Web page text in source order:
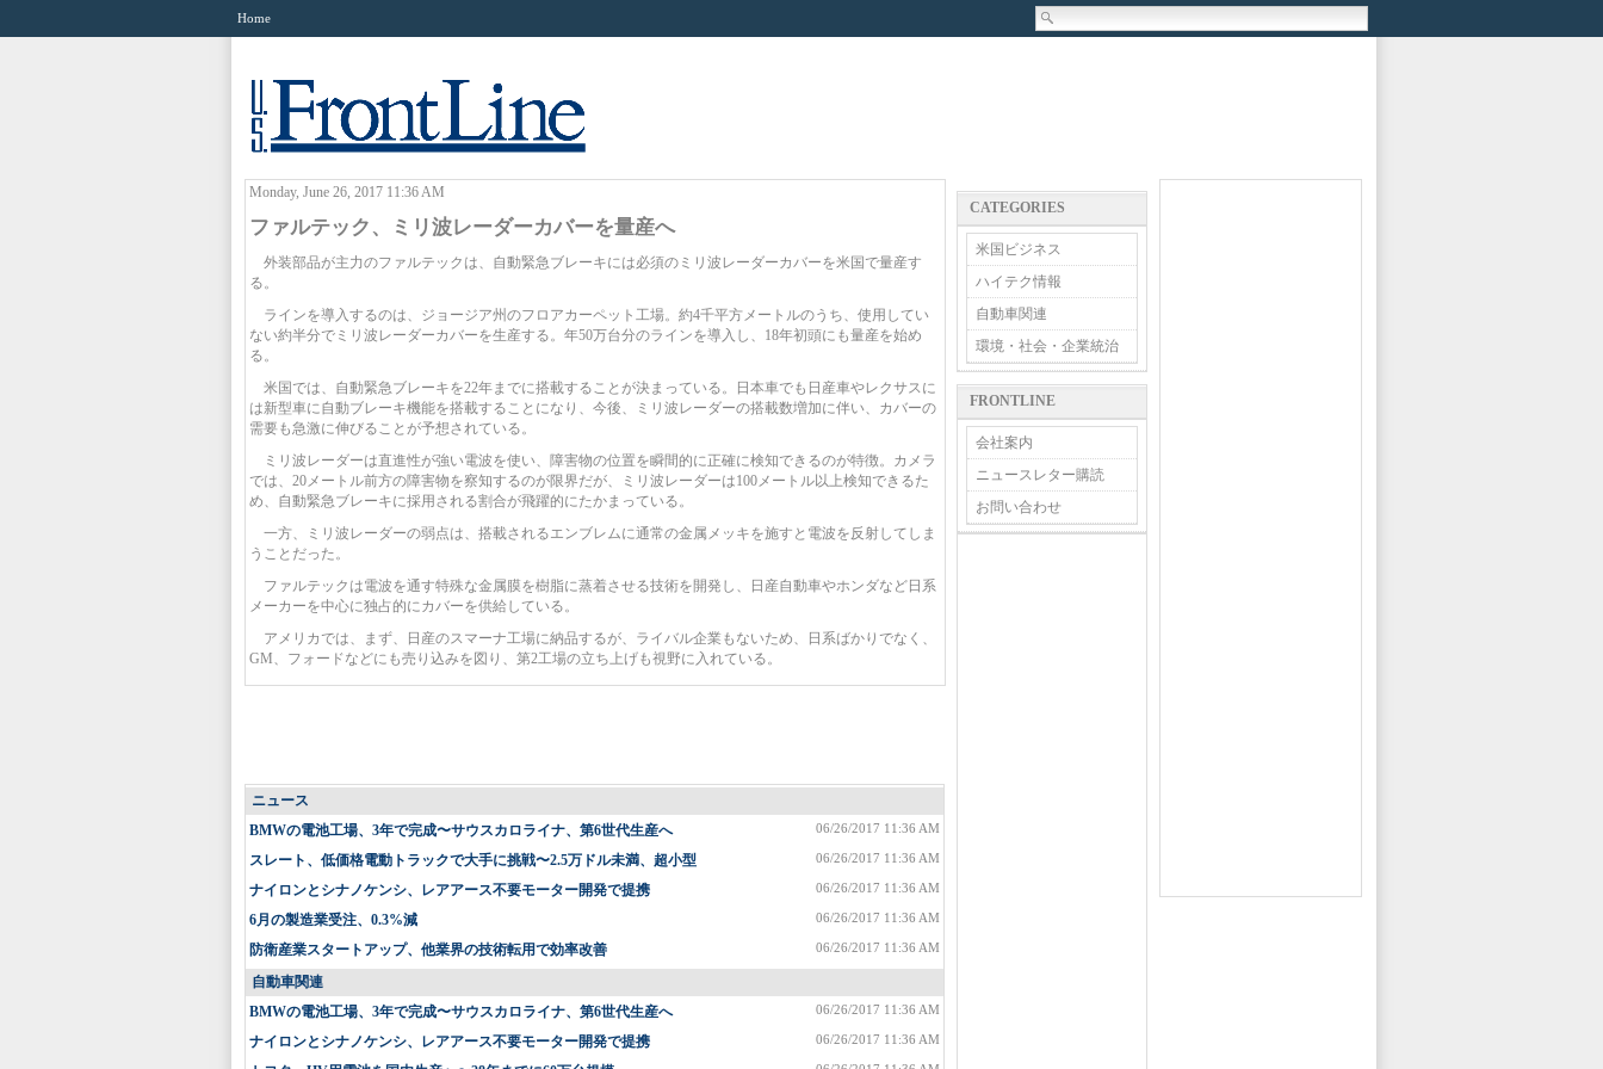
Home
Monday, June 26, 2017 11:36 AM
ファルテック、ミリ波レーダーカバーを量産へ
外装部品が主力のファルテックは、自動緊急ブレーキには必須のミリ波レーダーカバーを米国で量産す
る。
ラインを導入するのは、ジョージア州のフロアカーペット工場。約4千平方メートルのうち、使用してい
ない約半分でミリ波レーダーカバーを生産する。年50万台分のラインを導入し、18年初頭にも量産を始め
る。
米国では、自動緊急ブレーキを22年までに搭載することが決まっている。日本車でも日産車やレクサスに
は新型車に自動ブレーキ機能を搭載することになり、今後、ミリ波レーダーの搭載数増加に伴い、カバーの
需要も急激に伸びることが予想されている。
ミリ波レーダーは直進性が強い電波を使い、障害物の位置を瞬間的に正確に検知できるのが特徴。カメラ
では、20メートル前方の障害物を察知するのが限界だが、ミリ波レーダーは100メートル以上検知できるた
め、自動緊急ブレーキに採用される割合が飛躍的にたかまっている。
一方、ミリ波レーダーの弱点は、搭載されるエンブレムに通常の金属メッキを施すと電波を反射してしま
うことだった。
ファルテックは電波を通す特殊な金属膜を樹脂に蒸着させる技術を開発し、日産自動車やホンダなど日系
メーカーを中心に独占的にカバーを供給している。
アメリカでは、まず、日産のスマーナ工場に納品するが、ライバル企業もないため、日系ばかりでなく、
GM、フォードなどにも売り込みを図り、第2工場の立ち上げも視野に入れている。
ニュース
06/26/2017 11:36 AM
BMWの電池工場、3年で完成〜サウスカロライナ、第6世代生産へ
06/26/2017 11:36 AM
スレート、低価格電動トラックで大手に挑戦〜2.5万ドル未満、超小型
06/26/2017 11:36 AM
ナイロンとシナノケンシ、レアアース不要モーター開発で提携
06/26/2017 11:36 AM
6月の製造業受注、0.3%減
06/26/2017 11:36 AM
防衛産業スタートアップ、他業界の技術転用で効率改善
自動車関連
06/26/2017 11:36 AM
BMWの電池工場、3年で完成〜サウスカロライナ、第6世代生産へ
06/26/2017 11:36 AM
ナイロンとシナノケンシ、レアアース不要モーター開発で提携
CATEGORIES
米国ビジネス
ハイテク情報
自動車関連
環境・社会・企業統治
FRONTLINE
会社案内
ニュースレター購読
お問い合わせ